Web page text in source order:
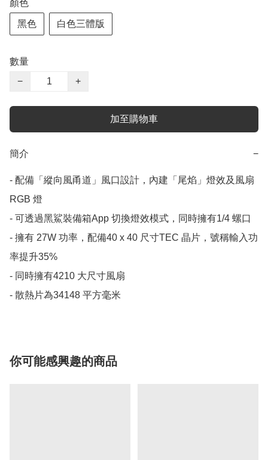
顏色
黑色 白色三體版
數量
−
+
加至購物車
簡介 −
- 配備「縱向風甬道」風口設計，內建「尾焰」燈效及風扇
RGB 燈
- 可透過黑鯊裝備箱App 切換燈效模式，同時擁有1/4 螺口
- 擁有 27W 功率，配備40 x 40 尺寸TEC 晶片，號稱輸入功
率提升35%
- 同時擁有4210 大尺寸風扇
- 散熱片為34148 平方毫米
你可能感興趣的商品